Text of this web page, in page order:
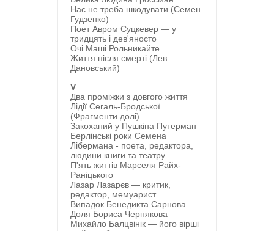
Нас не треба шкодувати (Семен
Гудзенко)
Поет Авром Суцкевер — у
тридцять і дев'яносто
Очі Маші Рольникайте
Життя після смерті (Лев
Дановський)
V
Два проміжки з довгого життя
Лідії Сегаль-Бродської
(Фрагменти долі)
Закоханий у Пушкіна Путерман
Берлінські роки Семена
Лібермана - поета, редактора,
людини книги та театру
П'ять життів Марселя Райх-
Раніцького
Лазар Лазарєв — критик,
редактор, мемуарист
Випадок Бенедикта Сарнова
Доля Бориса Чернякова
Михайло Балцвінік — його вірші